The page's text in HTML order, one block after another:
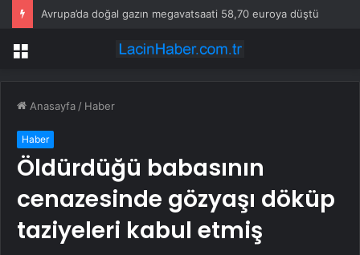
Avrupa’da doğal gazın megavatsaati 58,70 euroya düştü
Menü
Anasayfa / Haber
Haber
Öldürdüğü babasının
cenazesinde gözyaşı döküp
taziyeleri kabul etmiş